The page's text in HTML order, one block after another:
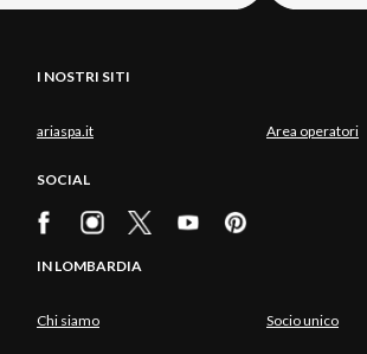
I NOSTRI SITI
ariaspa.it Area operatori
SOCIAL
IN LOMBARDIA
Chi siamo Socio unico